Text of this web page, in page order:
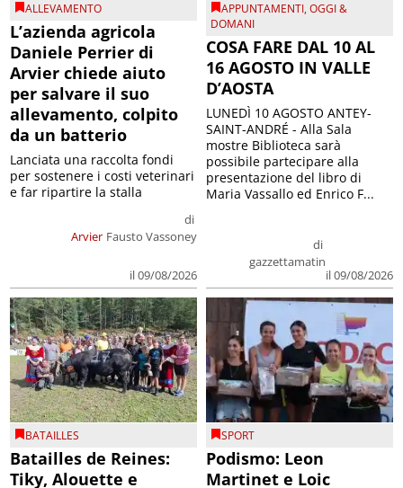
ALLEVAMENTO
L’azienda agricola
Daniele Perrier di
Arvier chiede aiuto
per salvare il suo
allevamento, colpito
da un batterio
Arvier
di
Fausto Vassoney
il 09/08/2026
Lanciata una raccolta fondi
per sostenere i costi veterinari
e far ripartire la stalla
APPUNTAMENTI,OGGI &
DOMANI
COSA FARE DAL 10 AL
16 AGOSTO IN VALLE
D’AOSTA
di
gazzettamatin
il 09/08/2026
LUNEDÌ 10 AGOSTO ANTEY-
SAINT-ANDRÉ - Alla Sala
mostre Biblioteca sarà
possibile partecipare alla
presentazione del libro di
Maria Vassallo ed Enrico F...
BATAILLES
Batailles de Reines:
Tiky, Alouette e
SPORT
Podismo: Leon
Martinet e Loic